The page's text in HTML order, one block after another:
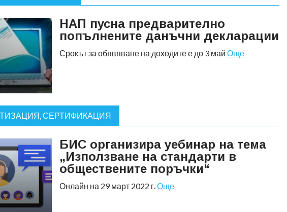
НАП пусна предварително
попълнените данъчни декларации
Срокът за обявяване на доходите е до 3 май Още
СЕРТИФИКАЦИЯ
БИС организира уебинар на тема
„Използване на стандарти в
обществените поръчки“
Онлайн на 29 март 2022 г.Още